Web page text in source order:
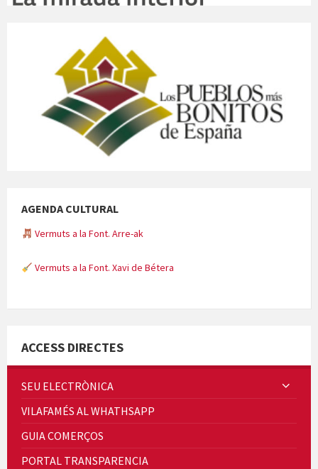
AGENDA CULTURAL
Vermuts a la Font. Arre-ak
Vermuts a la Font. Xavi de Bétera
Quintà Culroja
ACCESS DIRECTES
SEU ELECTRÒNICA
VILAFAMÉS AL WHATHSAPP
GUIA COMERÇOS
PORTAL TRANSPARENCIA